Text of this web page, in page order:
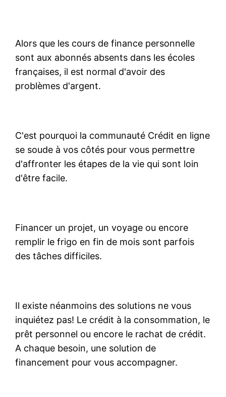
Alors que les cours de finance personnelle
sont aux abonnés absents dans les écoles
françaises, il est normal d'avoir des
problèmes d'argent.
C'est pourquoi la communauté Crédit en ligne
se soude à vos côtés pour vous permettre
d'affronter les étapes de la vie qui sont loin
d'être facile.
Financer un projet, un voyage ou encore
remplir le frigo en fin de mois sont parfois
des tâches difficiles.
Il existe néanmoins des solutions ne vous
inquiétez pas! Le crédit à la consommation, le
prêt personnel ou encore le rachat de crédit.
A chaque besoin, une solution de
financement pour vous accompagner.